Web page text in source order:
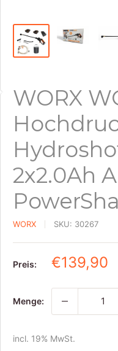
WORX
2x2.0Ah
WORX SKU: 30267
Preis:
S
n
e
r
€139,90
Menge:
incl. 19% MwSt.